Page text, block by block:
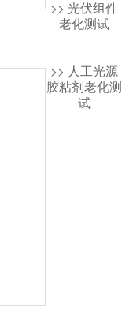
>> 光伏组件
老化测试
>> 人工光源
胶粘剂老化测
试